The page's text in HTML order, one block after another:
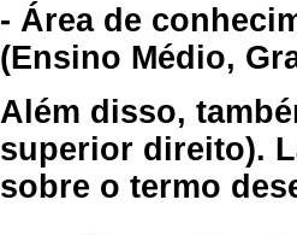
- Área de
(Ensino Médio,
Além disso,
superior direito).
sobre o termo